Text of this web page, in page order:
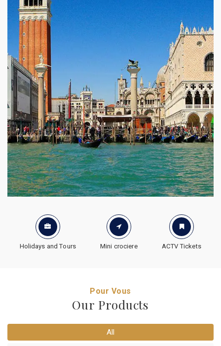
Holidays and Tours Mini crociere ACTV Tickets
Pour Vous
Our Products
All